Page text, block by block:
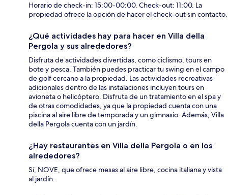
Horario de check-in: 15:00-00:00. Check-out: 11:00. La
propiedad ofrece la opción de hacer el check-out sin contacto.
¿Qué actividades hay para hacer en Villa della
Pergola y sus alrededores?
Disfruta de actividades divertidas, como ciclismo, tours en
bote y pesca. También puedes practicar tu swing en el campo
de golf cercano a la propiedad. Las actividades recreativas
adicionales dentro de las instalaciones incluyen tours en
avioneta o helicóptero. Disfruta de un tratamiento en el spa y
de otras comodidades, ya que la propiedad cuenta con una
piscina al aire libre de temporada y un gimnasio. Además, Villa
della Pergola cuenta con un jardín.
¿Hay restaurantes en Villa della Pergola o en los
alrededores?
Sí, NOVE, que ofrece mesas al aire libre, cocina italiana y vista
al jardín.